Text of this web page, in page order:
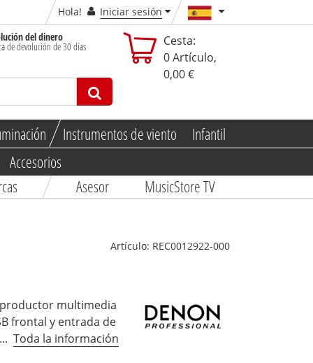
Hola!
Iniciar sesión
del dinero
de devolución de 30 días
Cesta:
0 Artículo,
0,00 €
Instrumentos de viento
Infantil
Accesorios
Asesor MusicStore TV
Artículo: REC0012922-000
multimedia
frontal y entrada de
Toda la información